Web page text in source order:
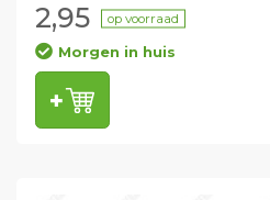
2,95 op voorraad
Morgen in huis